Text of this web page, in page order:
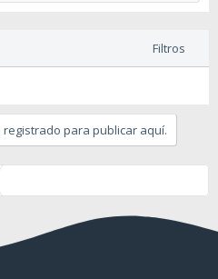
Filtros
para publicar aquí.